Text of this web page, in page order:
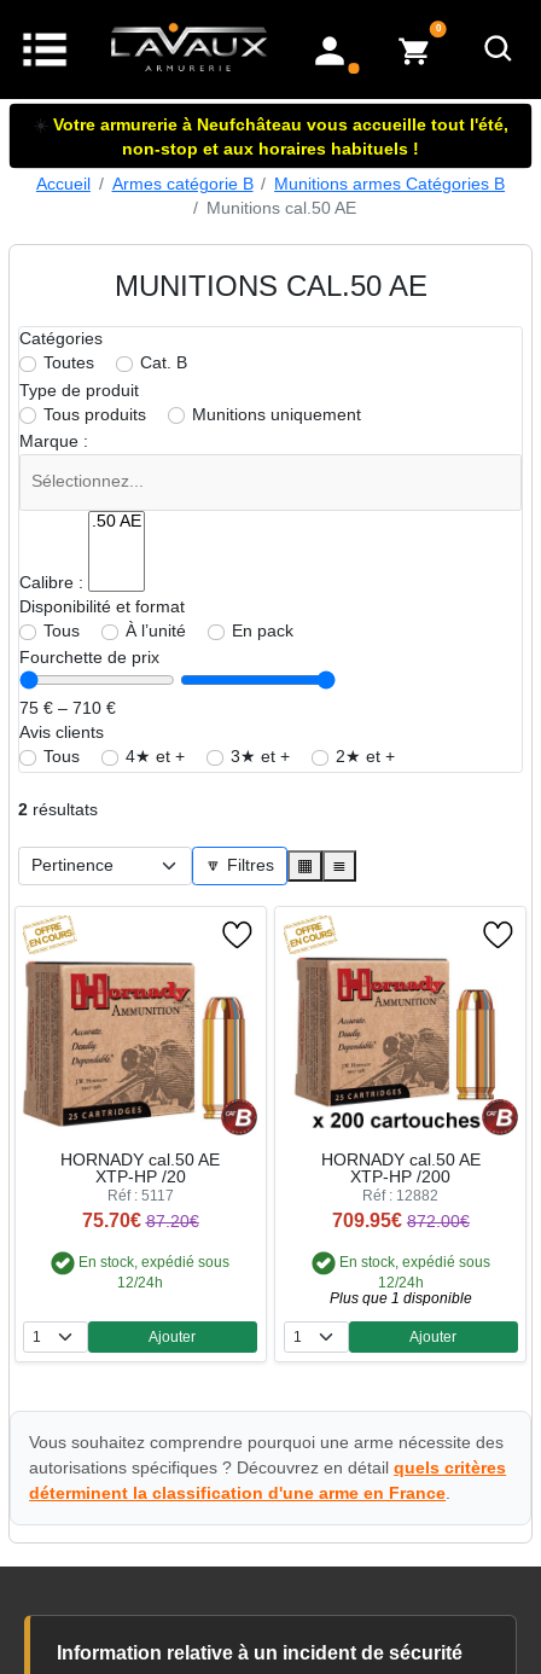
mon compte
0articles dans le panier
☀️ Votre armurerie à Neufchâteau vous accueille tout l'été,
non-stop et aux horaires habituels !
Accueil
Armes catégorie B
Munitions armes Catégories B
Munitions cal.50 AE
MUNITIONS CAL.50 AE
Catégories
Toutes
Cat. B
Type de produit
Tous produits
Munitions uniquement
Marque :
Calibre :
Disponibilité et format
Tous
À l’unité
En pack
Fourchette de prix
75 € – 710 €
Avis clients
Tous
4★ et + 3★ et + 2★ et +
2résultats
🔽 Filtres ▦ ≣
HORNADY cal.50 AE
XTP-HP /20
Réf : 5117
75.70€ 87.20€
En stock, expédié sous
12/24h
Quantité
Ajouter
HORNADY cal.50 AE
XTP-HP /200
Réf : 12882
709.95€ 872.00€
En stock, expédié sous
12/24h
Plus que 1 disponible
Quantité
Ajouter
Vous souhaitez comprendre pourquoi une arme nécessite des
autorisations spécifiques ? Découvrez en détailquels critères
déterminent la classification d'une arme en France
Information relative à un incident de sécurité